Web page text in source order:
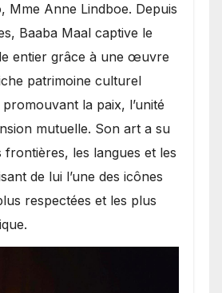
Mme Anne Lindboe. Depuis
Baaba Maal captive le
entier grâce à une œuvre
patrimoine culturel
la paix, l’unité
mutuelle. Son art a su
frontières, les langues et les
de lui l’une des icônes
respectées et les plus